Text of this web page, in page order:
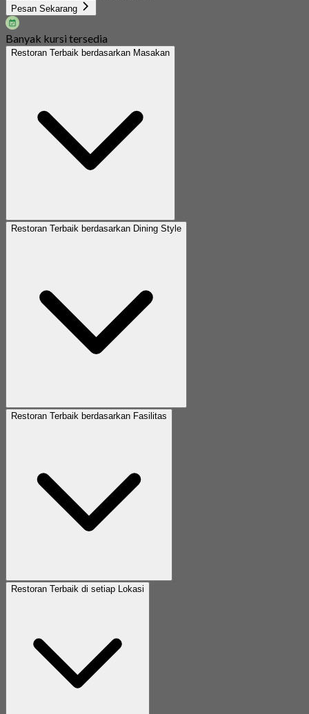
Pesan Sekarang
Banyak kursi tersedia
Restoran Terbaik berdasarkan Masakan
Restoran Terbaik berdasarkan Dining Style
Restoran Terbaik berdasarkan Fasilitas
Restoran Terbaik di setiap Lokasi